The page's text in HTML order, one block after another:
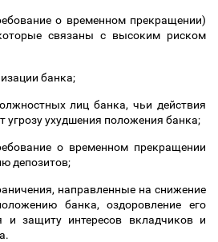
о временном прекращении)
связаны с высоким риском
банка;
лиц банка, чьи действия
угрозу ухудшения положения банка;
о временном прекращении
депозитов;
направленные на снижение
банка, оздоровление его
и защиту интересов вкладчиков и